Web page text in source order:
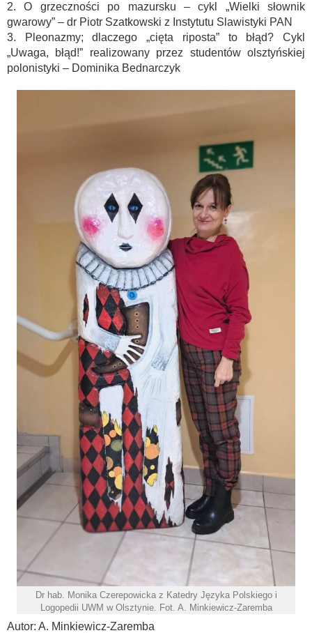
2. O grzeczności po mazursku – cykl „Wielki słownik
gwarowy” – dr Piotr Szatkowski z Instytutu Slawistyki PAN
3. Pleonazmy; dlaczego „cięta riposta” to błąd? Cykl
„Uwaga, błąd!” realizowany przez studentów olsztyńskiej
polonistyki – Dominika Bednarczyk
Dr hab. Monika Czerepowicka z Katedry Języka Polskiego i
Logopedii UWM w Olsztynie. Fot. A. Minkiewicz-Zaremba
Autor: A. Minkiewicz-Zaremba